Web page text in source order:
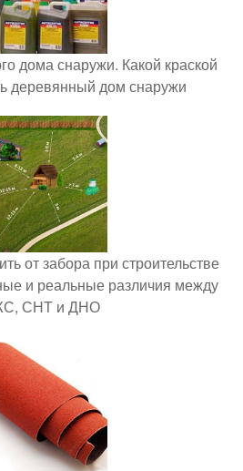
дома снаружи. Какой краской
деревянный дом снаружи
от забора при строительстве
и реальные различия между
СНТ и ДНО